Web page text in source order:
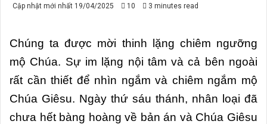
Cập nhật mới nhất 19/04/2025 10 3 minutes read
Chúng ta được mời thinh lặng chiêm ngưỡng
mộ Chúa. Sự im lặng nội tâm và cả bên ngoài
rất cần thiết để nhìn ngắm và chiêm ngắm mộ
Chúa Giêsu. Ngày thứ sáu thánh, nhân loại đã
chưa hết bàng hoàng về bản án và Chúa Giêsu